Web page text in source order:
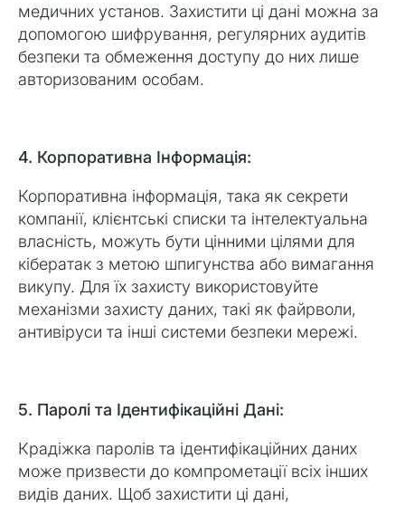
медичних установ. Захистити ці дані можна за
допомогою шифрування, регулярних аудитів
безпеки та обмеження доступу до них лише
авторизованим особам.
4. Корпоративна Інформація:
Корпоративна інформація, така як секрети
компанії, клієнтські списки та інтелектуальна
власність, можуть бути цінними цілями для
кібератак з метою шпигунства або вимагання
викупу. Для їх захисту використовуйте
механізми захисту даних, такі як файрволи,
антивіруси та інші системи безпеки мережі.
5. Паролі та Ідентифікаційні Дані:
Крадіжка паролів та ідентифікаційних даних
може призвести до компрометації всіх інших
видів даних. Щоб захистити ці дані,